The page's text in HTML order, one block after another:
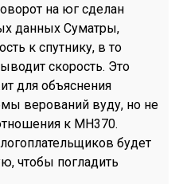
на юг сделан
данных Суматры,
к спутнику, в то
скорость. Это
для объяснения
верований вуду, но не
к MH370.
будет
чтобы погладить